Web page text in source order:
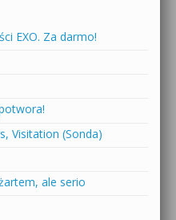
EXO. Za darmo!
Visitation (Sonda)
ale serio